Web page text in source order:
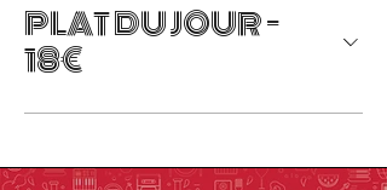
PLAT DU JOUR -
18€